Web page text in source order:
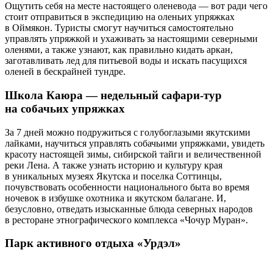
Ощутить себя на месте настоящего оленевода — вот ради чего
стоит отправиться в экспедицию на оленьих упряжках
в Оймякон. Туристы смогут научиться самостоятельно
управлять упряжкой и ухаживать за настоящими северными
оленями, а также узнают, как правильно кидать аркан,
заготавливать лед для питьевой воды и искать пасущихся
оленей в бескрайней тундре.
Школа Каюра — недельный сафари-тур
на собачьих упряжках
За 7 дней можно подружиться с голубоглазыми якутскими
лайками, научиться управлять собачьими упряжками, увидеть
красоту настоящей зимы, сибирской тайги и величественной
реки Лена. А также узнать историю и культуру края
в уникальных музеях Якутска и поселка Соттинцы,
почувствовать особенности национального быта во время
ночевок в избушке охотника и якутском балагане. И,
безусловно, отведать изысканные блюда северных народов
в ресторане этнографического комплекса «Чочур Муран».
Парк активного отдыха «Урдэл»